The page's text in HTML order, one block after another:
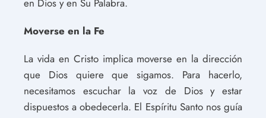
en Dios y en Su Palabra.
Moverse en la Fe
La vida en Cristo implica moverse en la dirección
que Dios quiere que sigamos. Para hacerlo,
necesitamos escuchar la voz de Dios y estar
dispuestos a obedecerla. El Espíritu Santo nos guía